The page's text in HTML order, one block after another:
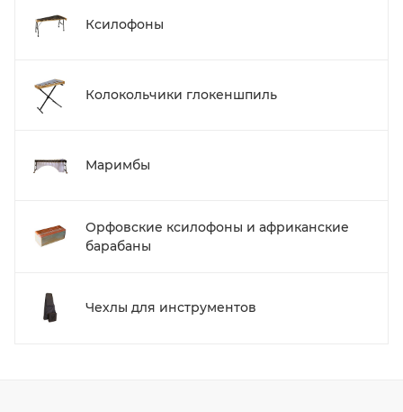
Ксилофоны
Колокольчики глокеншпиль
Маримбы
Орфовские ксилофоны и африканские
барабаны
Чехлы для инструментов